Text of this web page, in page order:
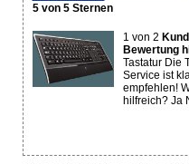
5 von 5 Sternen
1 von 2
Bewertung
Tastatur Die
Service ist
empfehlen!
hilfreich? Ja